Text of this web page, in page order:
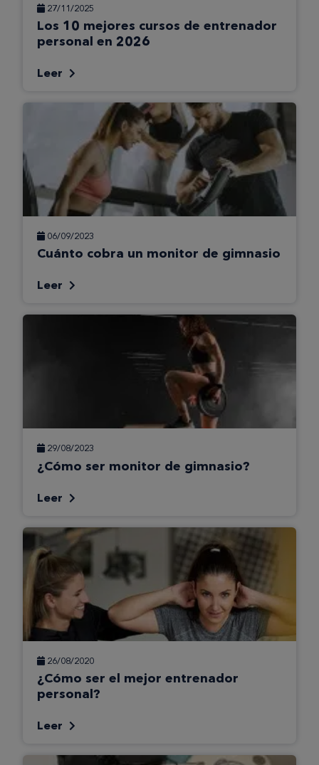
27/11/2025
Los 10 mejores cursos de entrenador
personal en 2026
Leer
06/09/2023
Cuánto cobra un monitor de gimnasio
Leer
29/08/2023
¿Cómo ser monitor de gimnasio?
Leer
26/08/2020
¿Cómo ser el mejor entrenador
personal?
Leer